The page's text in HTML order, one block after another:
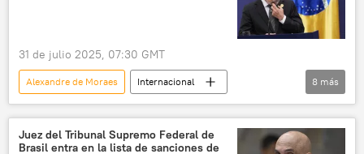
31 de julio 2025, 07:30 GMT
Alexandre de Moraes
Internacional
aranceles
EEUU
Brasil
Donald Trump
Jair Bolsonaro
8 más
Juez del Tribunal Supremo Federal de
Brasil entra en la lista de sanciones de